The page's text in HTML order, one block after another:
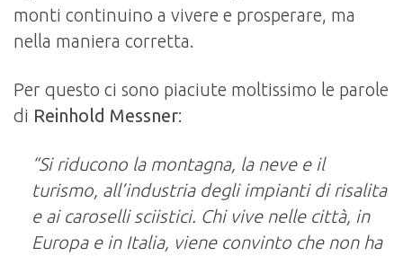
monti continuino a vivere e prosperare, ma
nella maniera corretta.
Per questo ci sono piaciute moltissimo le parole
di Reinhold Messner:
“Si riducono la montagna, la neve e il
turismo, all’industria degli impianti di risalita
e ai caroselli sciistici. Chi vive nelle città, in
Europa e in Italia, viene convinto che non ha